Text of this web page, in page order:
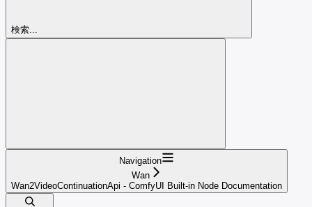
検索...
Navigation
Wan
Wan2VideoContinuationApi - ComfyUI Built-in Node Documentation